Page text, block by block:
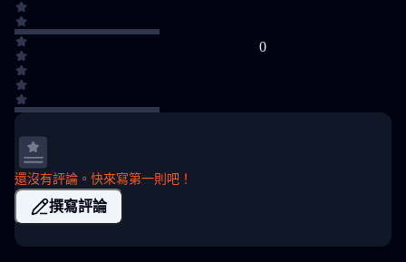
0
還沒有評論。快來寫第一則吧！
撰寫評論